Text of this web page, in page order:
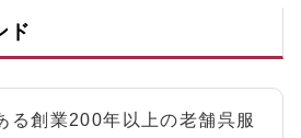
ド
る創業200年以上の老舗呉服